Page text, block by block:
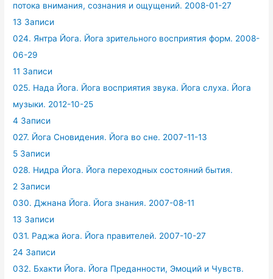
потока внимания, сознания и ощущений. 2008-01-27
13 Записи
024. Янтра Йога. Йога зрительного восприятия форм. 2008-
06-29
11 Записи
025. Нада Йога. Йога восприятия звука. Йога слуха. Йога
музыки. 2012-10-25
4 Записи
027. Йога Сновидения. Йога во сне. 2007-11-13
5 Записи
028. Нидра Йога. Йога переходных состояний бытия.
2 Записи
030. Джнана Йога. Йога знания. 2007-08-11
13 Записи
031. Раджа йога. Йога правителей. 2007-10-27
24 Записи
032. Бхакти Йога. Йога Преданности, Эмоций и Чувств.